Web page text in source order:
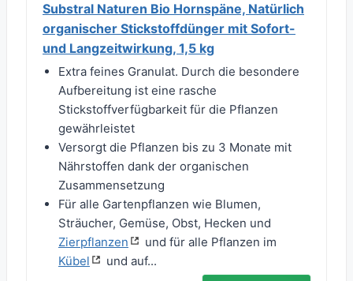
Substral Naturen Bio Hornspäne, Natürlich
organischer Stickstoffdünger mit Sofort-
und Langzeitwirkung, 1,5 kg
Extra feines Granulat. Durch die besondere
Aufbereitung ist eine rasche
Stickstoffverfügbarkeit für die Pflanzen
gewährleistet
Versorgt die Pflanzen bis zu 3 Monate mit
Nährstoffen dank der organischen
Zusammensetzung
Für alle Gartenpflanzen wie Blumen,
Sträucher, Gemüse, Obst, Hecken und
Zierpflanzen
und für alle Pflanzen im
Kübel
und auf...